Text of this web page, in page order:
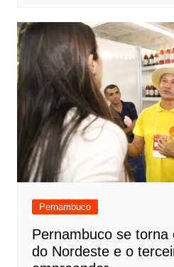
Pernambuco
Pernambuco se torna
do Nordeste e o